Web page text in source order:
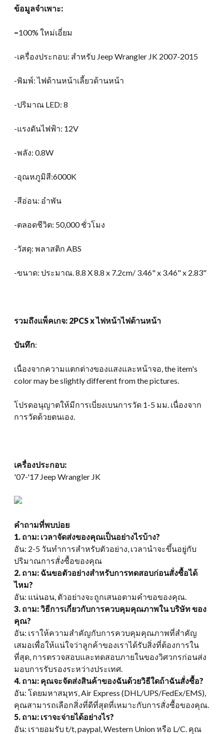
ข้อมูลจำเพาะ:
–100% ใหม่เอี่ยม
-เครื่องประกอบ: สำหรับ Jeep Wrangler JK 2007-2015
-พิมพ์: ไฟด้านหน้าเลี้ยวด้านหน้า
-ปริมาณ LED: 8
-แรงดันไฟฟ้า: 12V
-พลัง: 0.8W
-อุณหภูมิสี:6000K
-สีอ่อน: อำพัน
-ตลอดชีวิต: 50,000 ชั่วโมง
-วัสดุ: พลาสติก ABS
-ขนาด: ประมาณ. 8.8 X 8.8 x 7.2cm/ 3.46" x 3.46" x 2.83"
รวมถึงแพ็คเกจ: 2PCS x ไฟหน้าไฟด้านหน้า
บันทึก:
เนื่องจากความแตกต่างของแสงและหน้าจอ, the item's
color may be slightly different from the pictures
โปรดอนุญาตให้มีการเบี่ยงเบนการวัด 1-5 มม. เนื่องจาก
การวัดด้วยตนเอง.
เครื่องประกอบ:
'07-'17 Jeep Wrangler JK
คำถามที่พบบ่อย
1. ถาม: เวลาจัดส่งของคุณเป็นอย่างไรบ้าง?
อัน: 2-5 วันทำการสำหรับตัวอย่าง, เวลานำจะขึ้นอยู่กับ
ปริมาณการสั่งซื้อของคุณ
2. ถาม: ฉันขอตัวอย่างสำหรับการทดสอบก่อนสั่งซื้อได้
ไหม?
อัน: แน่นอน, ตัวอย่างจะถูกเสนอตามคำขอของคุณ.
3. ถาม: วิธีการเกี่ยวกับการควบคุมคุณภาพใน บริษัท ของ
คุณ?
อัน: เราให้ความสำคัญกับการควบคุมคุณภาพที่สำคัญ
เสมอเพื่อให้แน่ใจว่าลูกค้าของเราได้รับสิ่งที่ต้องการใน
ที่สุด, การตรวจสอบและทดสอบภายในของวิศวกรก่อนส่ง
มอบการรับรองระหว่างประเทศ.
4. ถาม: คุณจะจัดส่งสินค้าของฉันด้วยวิธีใดถ้าฉันสั่งซื้อ?
อัน: โดยมหาสมุทร, Air Express (DHL/UPS/FedEx/EMS),
คุณสามารถเลือกสิ่งที่ดีที่สุดที่เหมาะกับการสั่งซื้อของคุณ.
5. ถาม: เราจะจ่ายได้อย่างไร?
อัน: เรายอมรับ t/t, paypal, Western Union หรือ L/C. คุณ